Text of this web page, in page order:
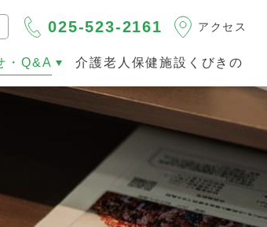
025-523-2161 アクセス
・Q&A 介護老人保健施設くびきの